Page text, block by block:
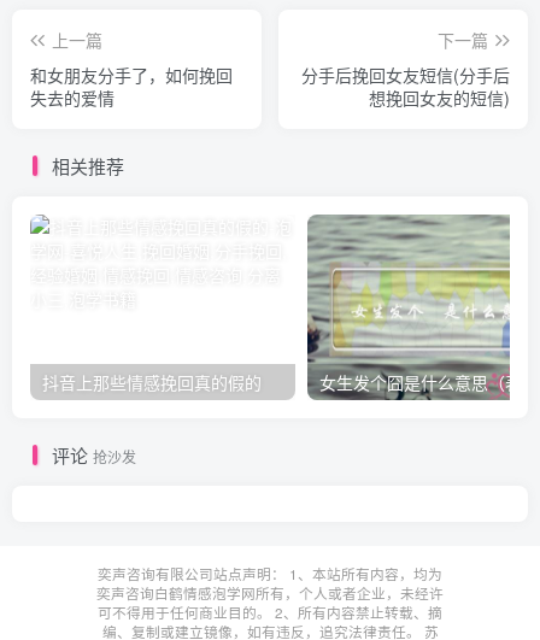
上一篇
和女朋友分手了，如何挽回
失去的爱情
下一篇
分手后挽回女友短信(分手后
想挽回女友的短信)
相关推荐
抖音上那些情感挽回真的假的
评论 抢沙发
奕声咨询有限公司站点声明： 1、本站所有内容，均为
奕声咨询白鹤情感泡学网所有，个人或者企业，未经许
可不得用于任何商业目的。 2、所有内容禁止转载、摘
编、复制或建立镜像，如有违反，追究法律责任。 苏